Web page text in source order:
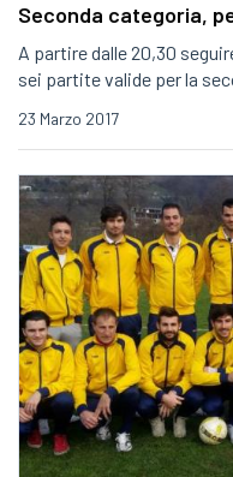
Seconda categoria,
A partire dalle 20,30
sei partite valide per la
23 Marzo 2017